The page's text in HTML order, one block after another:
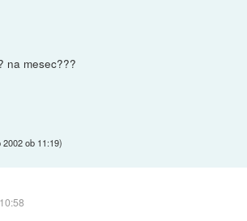
na mesec???
2002 ob 11:19)